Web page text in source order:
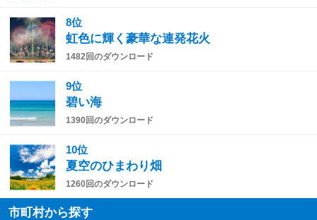
8位
虹色に輝く豪華な連発花火
1482回のダウンロード
9位
碧い海
1390回のダウンロード
10位
夏空のひまわり畑
1260回のダウンロード
市町村から探す